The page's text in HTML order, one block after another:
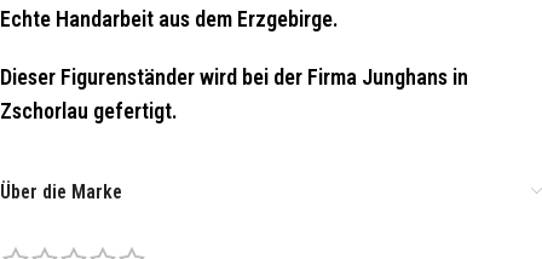
Echte Handarbeit aus dem Erzgebirge.
Dieser Figurenständer wird bei der Firma Junghans in
Zschorlau gefertigt.
Über die Marke